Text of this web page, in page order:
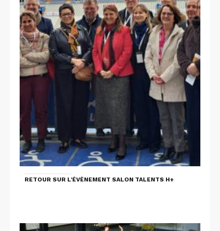
RETOUR SUR L'ÉVÈNEMENT SALON TALENTS H+